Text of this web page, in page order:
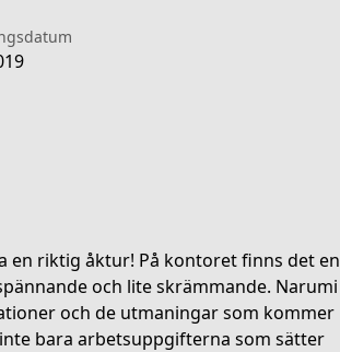
en riktig åktur! På kontoret finns det en
och lite skrämmande. Narumi
och de utmaningar som kommer
bara arbetsuppgifterna som sätter